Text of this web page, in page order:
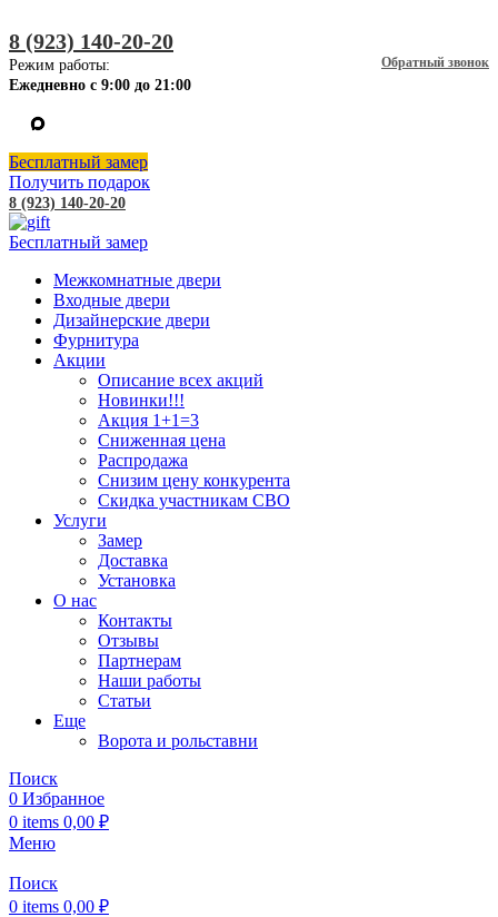
8 (923) 140-20-20
Обратный звонок
Режим работы:
Ежедневно с 9:00 до 21:00
Бесплатный замер
Получить подарок
8 (923) 140-20-20
Бесплатный замер
Межкомнатные двери
Входные двери
Дизайнерские двери
Фурнитура
Акции
Описание всех акций
Новинки!!!
Акция 1+1=3
Сниженная цена
Распродажа
Снизим цену конкурента
Скидка участникам СВО
Услуги
Замер
Доставка
Установка
О нас
Контакты
Отзывы
Партнерам
Наши работы
Статьи
Еще
Ворота и рольставни
Поиск
0 Избранное
0 items 0,00 ₽
Меню
Поиск
0 items 0,00 ₽